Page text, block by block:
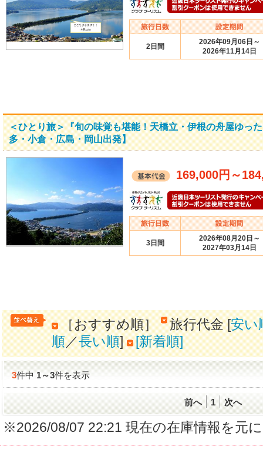
2日間
2026年09月06日～
2026年11月14日
＜ひとり旅＞『旬の味覚も堪能！天橋立・伊根の舟屋ゆっ
多・小倉・広島・岡山出発】
169,000円 ～
3日間
2026年08月20日～
2027年03月14日
［おすすめ順］ 旅行代金 [安い
順／長い順] [新着順]
3件中1～3件を表示
前へ 1 次へ
※2026/08/07 22:21 現在の在庫情報を元